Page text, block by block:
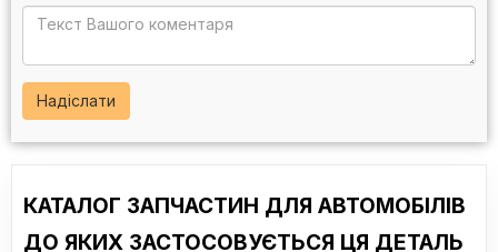
Надіслати
КАТАЛОГ ЗАПЧАСТИН ДЛЯ АВТОМОБІЛІВ
ДО ЯКИХ ЗАСТОСОВУЄТЬСЯ ЦЯ ДЕТАЛЬ